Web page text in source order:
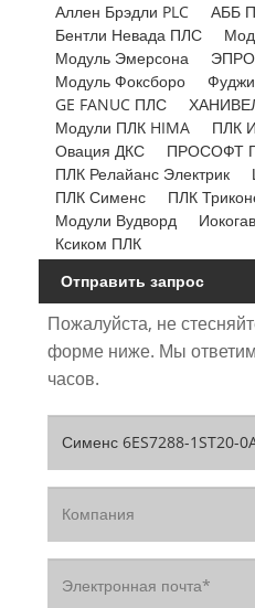
Аллен Брэдли PLC
АББ
Бентли Невада ПЛС
Модуль Эмерсона
Модуль Фоксборо
GE FANUC ПЛС
Модули ПЛК HIMA
ПЛК
Овация ДКС
ПРОСОФТ
ПЛК Релайанс Электрик
ПЛК Сименс
ПЛК
Модули Вудворд
Ксиком ПЛК
Отправить запрос
Пожалуйста, не
форме ниже. Мы
часов.